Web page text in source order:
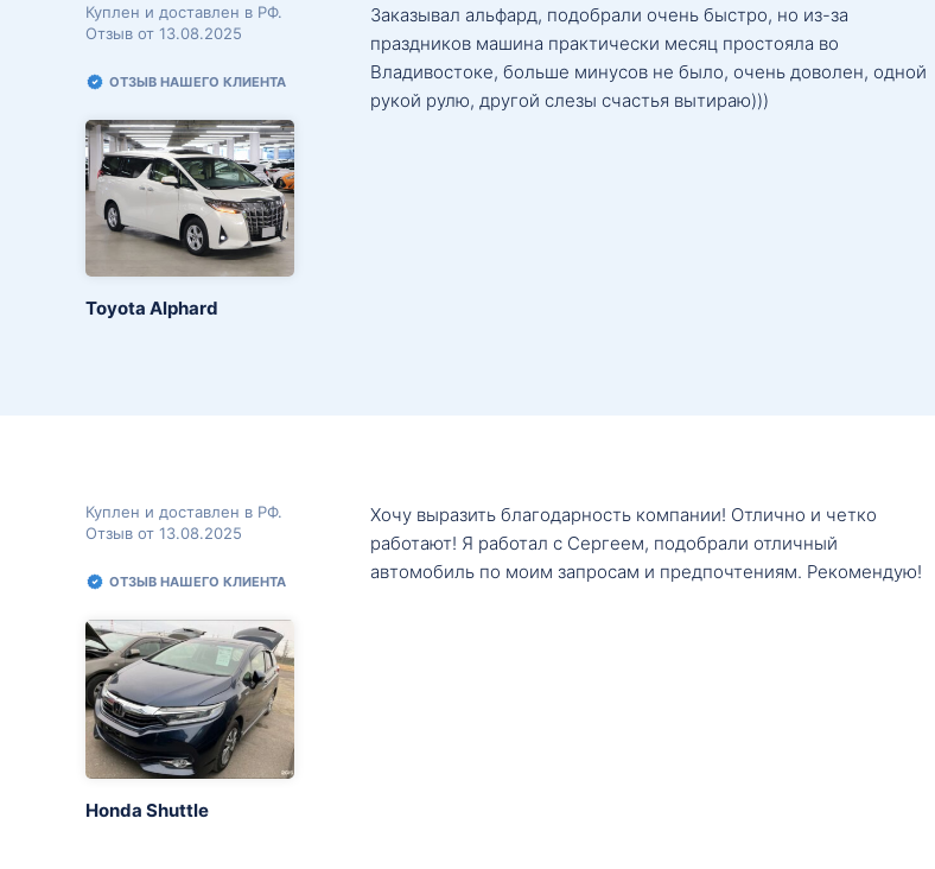
Куплен и доставлен в РФ.
Отзыв от 13.08.2025
ОТЗЫВ НАШЕГО КЛИЕНТА
Toyota Alphard
Заказывал альфард, подобрали очень быстро, но из-за
праздников машина практически месяц простояла во
Владивостоке, больше минусов не было, очень доволен, одной
рукой рулю, другой слезы счастья вытираю)))
Куплен и доставлен в РФ.
Отзыв от 13.08.2025
ОТЗЫВ НАШЕГО КЛИЕНТА
Honda Shuttle
Хочу выразить благодарность компании! Отлично и четко
работают! Я работал с Сергеем, подобрали отличный
автомобиль по моим запросам и предпочтениям. Рекомендую!